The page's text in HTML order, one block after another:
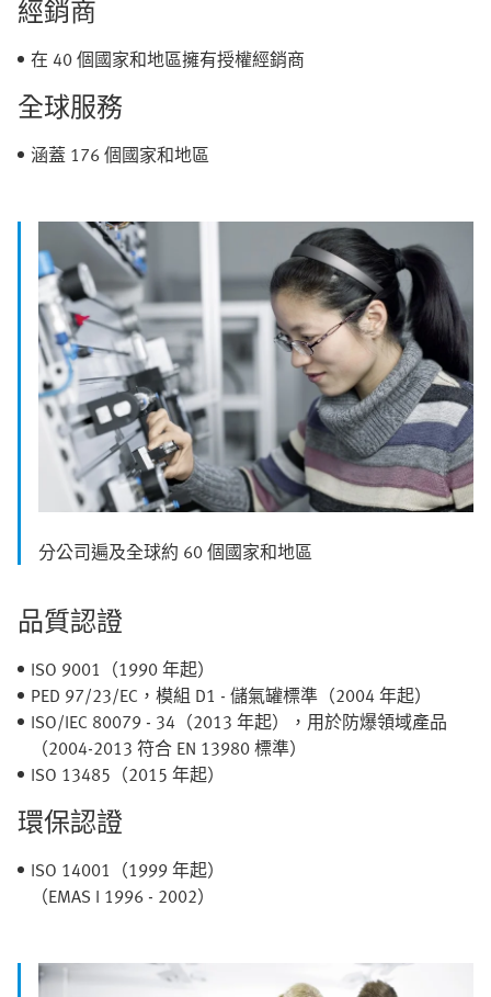
經銷商
在 40 個國家和地區擁有授權經銷商
全球服務
涵蓋 176 個國家和地區
分公司遍及全球約 60 個國家和地區
品質認證
ISO 9001（1990 年起）
PED 97/23/EC，模組 D1 - 儲氣罐標準（2004 年起）
ISO/IEC 80079 - 34（2013 年起），用於防爆領域產品
（2004-2013 符合 EN 13980 標準）
ISO 13485（2015 年起）
環保認證
ISO 14001（1999 年起）
（EMAS I 1996 - 2002）